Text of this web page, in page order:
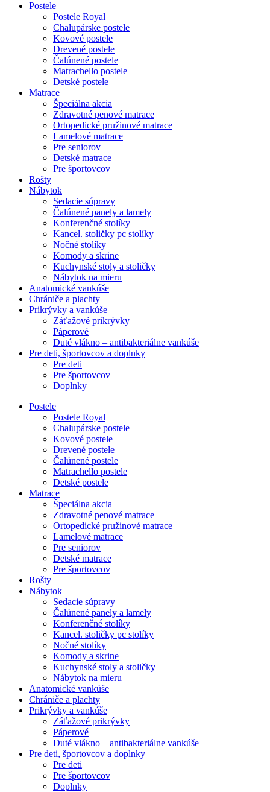
Postele
Postele Royal
Chalupárske postele
Kovové postele
Drevené postele
Čalúnené postele
Matrachello postele
Detské postele
Matrace
Špeciálna akcia
Zdravotné penové matrace
Ortopedické pružinové matrace
Lamelové matrace
Pre seniorov
Detské matrace
Pre športovcov
Rošty
Nábytok
Sedacie súpravy
Čalúnené panely a lamely
Konferenčné stolíky
Kancel. stoličky pc stolíky
Nočné stolíky
Komody a skrine
Kuchynské stoly a stoličky
Nábytok na mieru
Anatomické vankúše
Chrániče a plachty
Prikrývky a vankúše
Záťažové prikrývky
Páperové
Duté vlákno – antibakteriálne vankúše
Pre deti, športovcov a doplnky
Pre deti
Pre športovcov
Doplnky
Postele
Postele Royal
Chalupárske postele
Kovové postele
Drevené postele
Čalúnené postele
Matrachello postele
Detské postele
Matrace
Špeciálna akcia
Zdravotné penové matrace
Ortopedické pružinové matrace
Lamelové matrace
Pre seniorov
Detské matrace
Pre športovcov
Rošty
Nábytok
Sedacie súpravy
Čalúnené panely a lamely
Konferenčné stolíky
Kancel. stoličky pc stolíky
Nočné stolíky
Komody a skrine
Kuchynské stoly a stoličky
Nábytok na mieru
Anatomické vankúše
Chrániče a plachty
Prikrývky a vankúše
Záťažové prikrývky
Páperové
Duté vlákno – antibakteriálne vankúše
Pre deti, športovcov a doplnky
Pre deti
Pre športovcov
Doplnky